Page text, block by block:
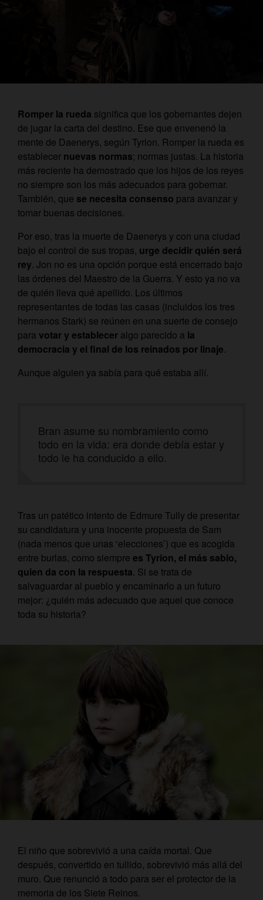
Romper la rueda significa que los gobernantes dejen
de jugar la carta del destino. Ese que envenenó la
mente de Daenerys, según Tyrion. Romper la rueda es
establecer nuevas normas; normas justas. La historia
más reciente ha demostrado que los hijos de los reyes
no siempre son los más adecuados para gobernar.
También, que se necesita consenso para avanzar y
tomar buenas decisiones.
Por eso, tras la muerte de Daenerys y con una ciudad
bajo el control de sus tropas, urge decidir quién será
rey. Jon no es una opción porque está encerrado bajo
las órdenes del Maestro de la Guerra. Y esto ya no va
de quién lleva qué apellido. Los últimos
representantes de todas las casas (incluidos los tres
hermanos Stark) se reúnen en una suerte de consejo
para votar y establecer algo parecido a la
democracia y el final de los reinados por linaje.
Aunque alguien ya sabía para qué estaba allí.
Bran asume su nombramiento como
todo en la vida: era donde debía estar y
todo le ha conducido a ello.
Tras un patético intento de Edmure Tully de presentar
su candidatura y una inocente propuesta de Sam
(nada menos que unas ‘elecciones’) que es acogida
entre burlas, como siempre es Tyrion, el más sabio,
quien da con la respuesta. Si se trata de
salvaguardar al pueblo y encaminarlo a un futuro
mejor: ¿quién más adecuado que aquel que conoce
toda su historia?
El niño que sobrevivió a una caída mortal. Que
después, convertido en tullido, sobrevivió más allá del
muro. Que renunció a todo para ser el protector de la
memoria de los Siete Reinos.